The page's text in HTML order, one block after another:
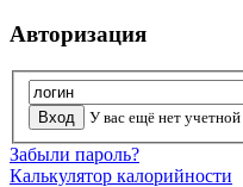
Авторизация
У вас ещё нет учетной
Забыли пароль?
Калькулятор калорийности